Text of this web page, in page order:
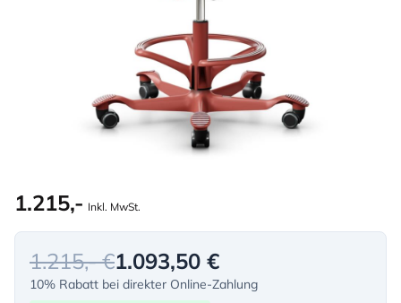
1.215,- Inkl. MwSt.
1.215,- €1.093,50 €
10% Rabatt bei direkter Online-Zahlung